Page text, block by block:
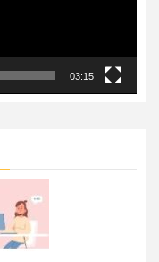
03:15